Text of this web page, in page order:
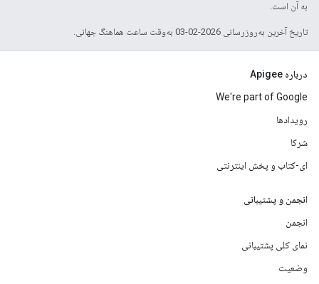
به آن است.
تاریخ آخرین به‌روزرسانی 2026-02-03 به‌وقت ساعت هماهنگ جهانی.
درباره Apigee
We're part of Google
رویدادها
شرکا
ای-کتاب و پخش اینترنتی
انجمن و پشتیبانی
انجمن
نمای کلی پشتیبانی
وضعیت